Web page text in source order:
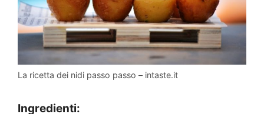
La ricetta dei nidi passo passo – intaste.it
Ingredienti: